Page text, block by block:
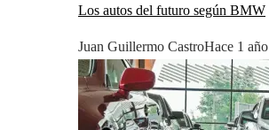
Los autos del futuro según BMW
Juan Guillermo CastroHace 1 año